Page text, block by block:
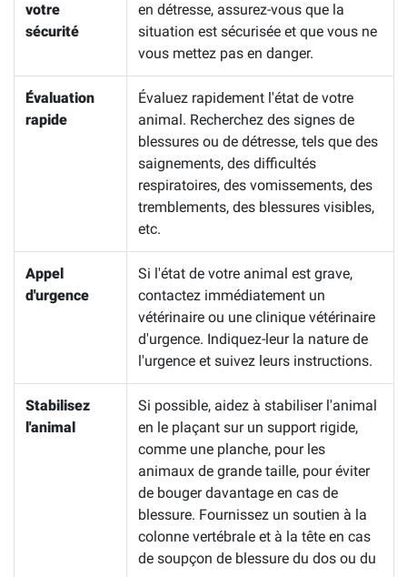
votre
sécurité
en détresse, assurez-vous que la
situation est sécurisée et que vous ne
vous mettez pas en danger.
Évaluation
rapide
Évaluez rapidement l'état de votre
animal. Recherchez des signes de
blessures ou de détresse, tels que des
saignements, des difficultés
respiratoires, des vomissements, des
tremblements, des blessures visibles,
etc.
Appel
d'urgence
Si l'état de votre animal est grave,
contactez immédiatement un
vétérinaire ou une clinique vétérinaire
d'urgence. Indiquez-leur la nature de
l'urgence et suivez leurs instructions.
Stabilisez
l'animal
Si possible, aidez à stabiliser l'animal
en le plaçant sur un support rigide,
comme une planche, pour les
animaux de grande taille, pour éviter
de bouger davantage en cas de
blessure. Fournissez un soutien à la
colonne vertébrale et à la tête en cas
de soupçon de blessure du dos ou du